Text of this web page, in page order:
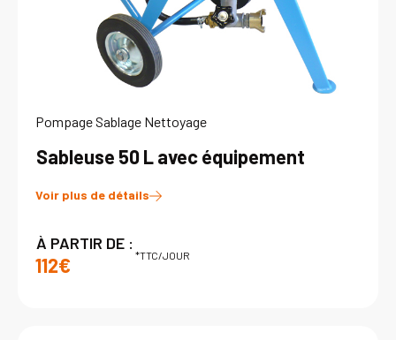
Pompage Sablage Nettoyage
Sableuse 50 L avec équipement
Voir plus de détails
À PARTIR DE :
112€ *TTC/JOUR